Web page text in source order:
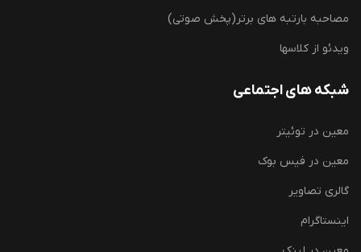
مصاحبه بارتبه های برتر(پخش صوتی)
ویدئو از کلاسها
شبکه های اجتماعی
معین در توئیتر
معین در فیس بوک
گالری تصاویر
اینستاگرام